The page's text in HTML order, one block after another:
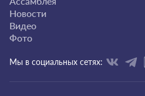
Новости
Видео
Фото
Мы в социальных сетях: